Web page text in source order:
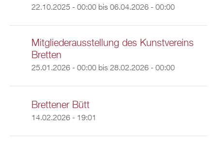
22.10.2025 - 00:00bis 06.04.2026 - 00:00
Mitgliederausstellung des Kunstvereins
Bretten
25.01.2026 - 00:00bis 28.02.2026 - 00:00
Brettener Bütt
14.02.2026 - 19:01